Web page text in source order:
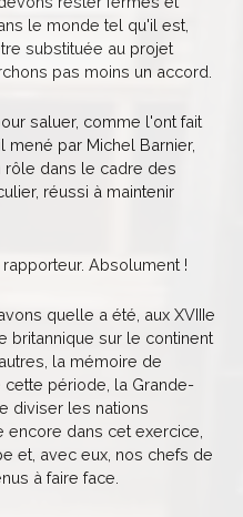
le monde tel qu'il est,
substituée au projet
pas moins un accord.
saluer, comme l'ont fait
par Michel Barnier,
rôle dans le cadre des
réussi à maintenir
, rapporteur. Absolument !
quelle a été, aux XVIIIe
britannique sur le continent
la mémoire de
cette période, la Grande-
diviser les nations
dans cet exercice,
et, avec eux, nos chefs de
à faire face.